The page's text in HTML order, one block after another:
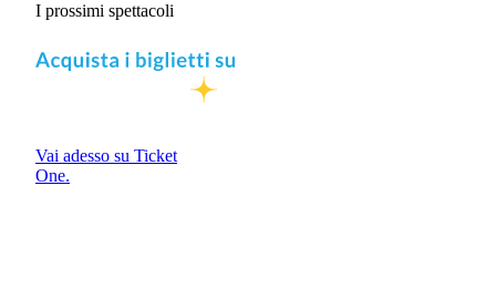
I prossimi spettacoli
Vai adesso su Ticket
One.